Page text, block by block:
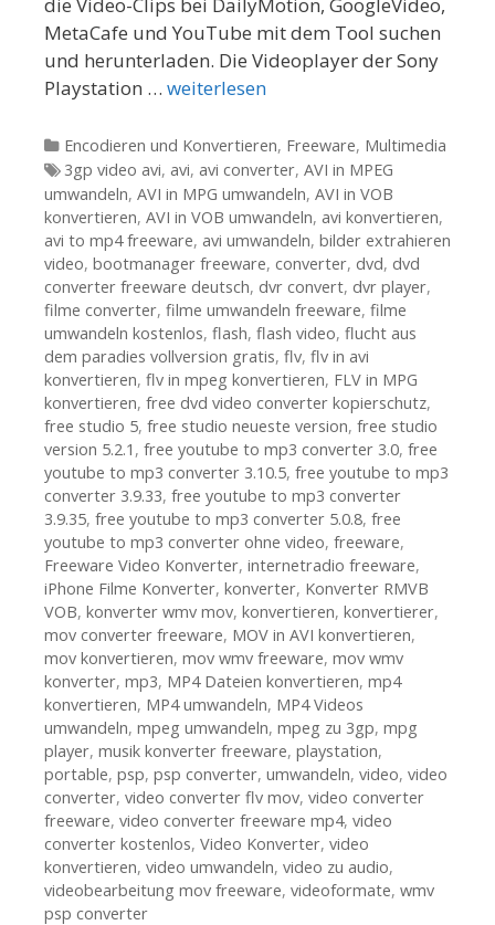
MetaCafe und YouTube mit dem Tool suchen
und herunterladen. Die Videoplayer der Sony
Playstation … weiterlesen
Kategorien
Encodieren und Konvertieren, Freeware, Multimedia
Tags
3gp video avi, avi, avi converter, AVI in MPEG
umwandeln, AVI in MPG umwandeln, AVI in VOB
konvertieren, AVI in VOB umwandeln, avi konvertieren,
avi to mp4 freeware, avi umwandeln, bilder extrahieren
video, bootmanager freeware, converter, dvd, dvd
converter freeware deutsch, dvr convert, dvr player,
filme converter, filme umwandeln freeware, filme
umwandeln kostenlos, flash, flash video, flucht aus
dem paradies vollversion gratis, flv, flv in avi
konvertieren, flv in mpeg konvertieren, FLV in MPG
konvertieren, free dvd video converter kopierschutz,
free studio 5, free studio neueste version, free studio
version 5.2.1 , free youtube to mp3 converter 3.0, free
youtube to mp3 converter 3.10.5, free youtube to mp3
converter 3.9.33, free youtube to mp3 converter
3.9.35, free youtube to mp3 converter 5.0.8, free
youtube to mp3 converter ohne video, freeware,
Freeware Video Konverter, internetradio freeware,
iPhone Filme Konverter, konverter, Konverter RMVB
VOB, konverter wmv mov, konvertieren, konvertierer,
mov converter freeware, MOV in AVI konvertieren,
mov konvertieren, mov wmv freeware, mov wmv
konverter, mp3, MP4 Dateien konvertieren, mp4
konvertieren, MP4 umwandeln, MP4 Videos
umwandeln, mpeg umwandeln, mpeg zu 3gp, mpg
player, musik konverter freeware, playstation,
portable, psp, psp converter, umwandeln, video, video
converter, video converter flv mov, video converter
freeware, video converter freeware mp4, video
converter kostenlos, Video Konverter, video
konvertieren, video umwandeln, video zu audio,
videobearbeitung mov freeware, videoformate, wmv
psp converter